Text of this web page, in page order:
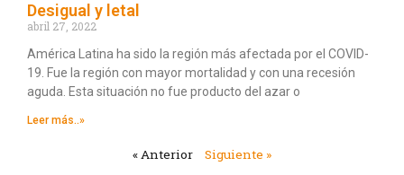
Desigual y letal
abril 27, 2022
América Latina ha sido la región más afectada por el COVID-
19. Fue la región con mayor mortalidad y con una recesión
aguda. Esta situación no fue producto del azar o
Leer más..»
« Anterior Siguiente »